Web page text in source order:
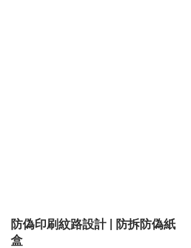
防偽印刷紋路設計 | 防拆防偽紙
盒